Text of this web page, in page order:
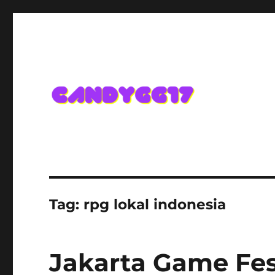
Tag: rpg lokal indonesia
Jakarta Game